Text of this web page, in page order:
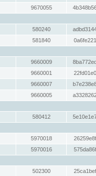
9670055
580240
581840
9660009
9660001
9660007
9660005
580412
5970018
5970016
502300